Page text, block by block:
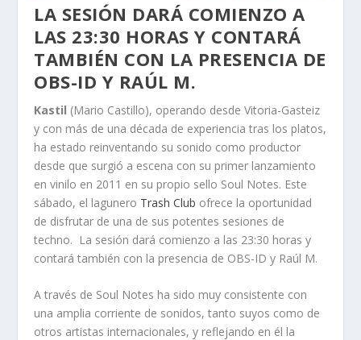
LA SESIÓN DARÁ COMIENZO A
LAS 23:30 HORAS Y CONTARÁ
TAMBIÉN CON LA PRESENCIA DE
OBS-ID Y RAÚL M.
Kastil (Mario Castillo), operando desde Vitoria-Gasteiz
y con más de una década de experiencia tras los platos,
ha estado reinventando su sonido como productor
desde que surgió a escena con su primer lanzamiento
en vinilo en 2011 en su propio sello Soul Notes. Este
sábado, el lagunero Trash Club ofrece la oportunidad
de disfrutar de una de sus potentes sesiones de
techno. La sesión dará comienzo a las 23:30 horas y
contará también con la presencia de OBS-ID y Raúl M.
A través de Soul Notes ha sido muy consistente con
una amplia corriente de sonidos, tanto suyos como de
otros artistas internacionales, y reflejando en él la